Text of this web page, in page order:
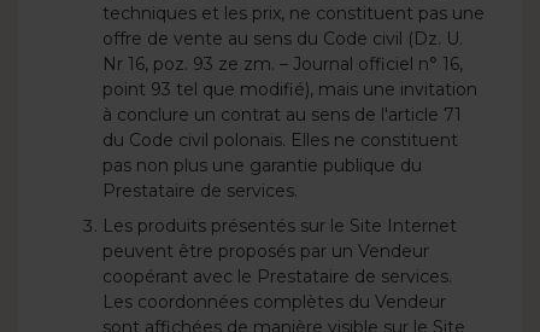
techniques et les prix, ne constituent pas une
offre de vente au sens du Code civil (Dz. U.
Nr 16, poz. 93 ze zm. – Journal officiel n° 16,
point 93 tel que modifié), mais une invitation
à conclure un contrat au sens de l'article 71
du Code civil polonais. Elles ne constituent
pas non plus une garantie publique du
Prestataire de services.
Les produits présentés sur le Site Internet
peuvent être proposés par un Vendeur
coopérant avec le Prestataire de services.
Les coordonnées complètes du Vendeur
sont affichées de manière visible sur le Site